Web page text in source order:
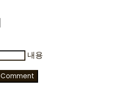
내용
Comment